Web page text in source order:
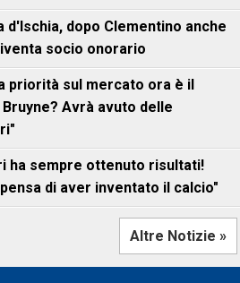
d'Ischia, dopo Clementino anche
socio onorario
priorità sul mercato ora è il
Avrà avuto delle
ha sempre ottenuto risultati!
di aver inventato il calcio"
Altre Notizie »